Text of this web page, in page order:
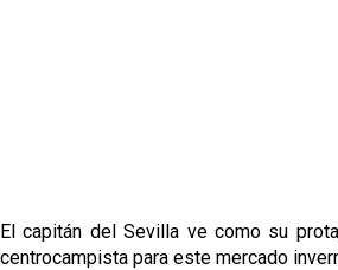
El capitán del Sevilla ve como su
centrocampista para este mercado